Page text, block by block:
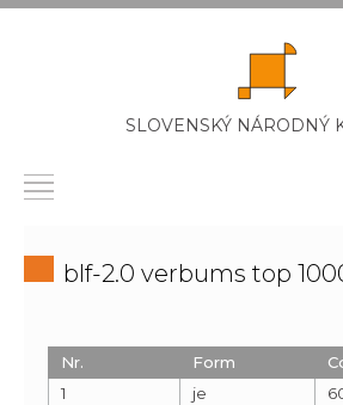
SLOVENSKÝ NÁRODNÝ
blf-2.0 verbums top
Nr. Form
1
je